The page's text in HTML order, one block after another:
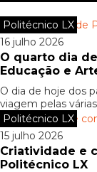
Politécnico LX
16 julho 2026
O quarto dia
Educação e
O dia de hoje dos
viagem pelas
Politécnico LX
15 julho 2026
Criatividade e
Politécnico LX